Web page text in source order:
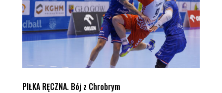
PIŁKA RĘCZNA. Bój z Chrobrym